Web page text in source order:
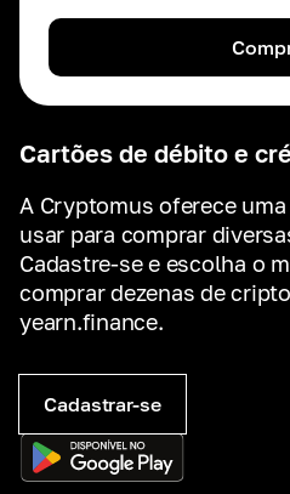
Cartões de débito e
A Cryptomus oferece
usar para comprar
Cadastre-se e escolha o
comprar dezenas de
yearn.finance.
Cadastrar-se